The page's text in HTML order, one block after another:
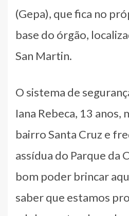
(Gepa), que fica no
base do órgão,
San Martin.
O sistema de
Iana Rebeca, 13 anos,
bairro Santa Cruz e
assídua do Parque da
bom poder brincar
saber que estamos